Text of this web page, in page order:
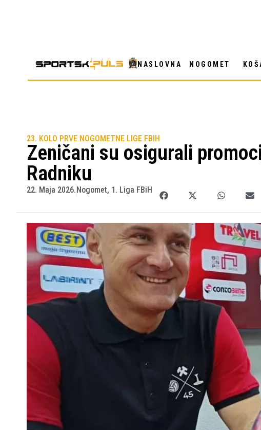
NASLOVNA NOGOMET
23. KOLO PRVE NOGOMETNE LIGE FBIH
Zeničani su osigurali
Radniku
22. Maja 2026. Nogomet, 1. Liga FBiH